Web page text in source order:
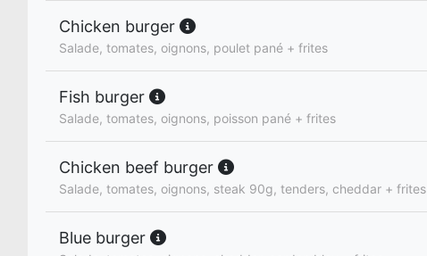
Chicken burger
Salade, tomates, oignons, poulet pané + frites
Fish burger
Salade, tomates, oignons, poisson pané + frites
Chicken beef burger
Salade, tomates, oignons, steak 90g, tenders, cheddar + frites
Blue burger